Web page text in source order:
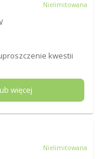
Nielimitowana
kwestii
więcej
Nielimitowana